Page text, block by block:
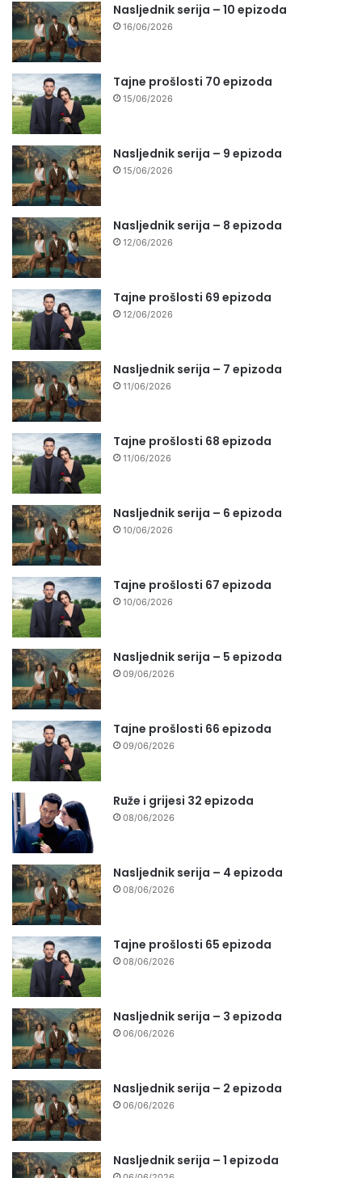
Nasljednik serija – 10 epizoda
16/06/2026
Tajne prošlosti 70 epizoda
15/06/2026
Nasljednik serija – 9 epizoda
15/06/2026
Nasljednik serija – 8 epizoda
12/06/2026
Tajne prošlosti 69 epizoda
12/06/2026
Nasljednik serija – 7 epizoda
11/06/2026
Tajne prošlosti 68 epizoda
11/06/2026
Nasljednik serija – 6 epizoda
10/06/2026
Tajne prošlosti 67 epizoda
10/06/2026
Nasljednik serija – 5 epizoda
09/06/2026
Tajne prošlosti 66 epizoda
09/06/2026
Ruže i grijesi 32 epizoda
08/06/2026
Nasljednik serija – 4 epizoda
08/06/2026
Tajne prošlosti 65 epizoda
08/06/2026
Nasljednik serija – 3 epizoda
06/06/2026
Nasljednik serija – 2 epizoda
06/06/2026
Nasljednik serija – 1 epizoda